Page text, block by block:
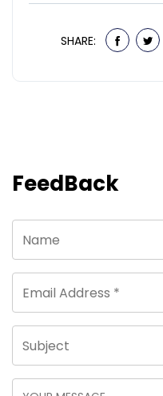
SHARE:
FeedBack